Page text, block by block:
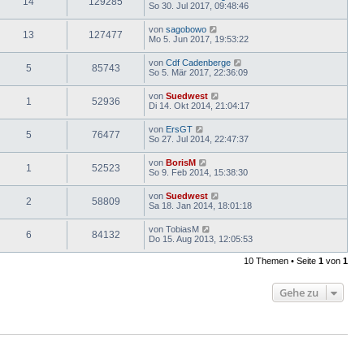
So 30. Jul 2017, 09:48:46
13 127477 von sagobowo
Mo 5. Jun 2017, 19:53:22
5 85743 von Cdf Cadenberge
So 5. Mär 2017, 22:36:09
1 52936 von Suedwest
Di 14. Okt 2014, 21:04:17
5 76477 von ErsGT
So 27. Jul 2014, 22:47:37
1 52523 von BorisM
So 9. Feb 2014, 15:38:30
2 58809 von Suedwest
Sa 18. Jan 2014, 18:01:18
6 84132 von TobiasM
Do 15. Aug 2013, 12:05:53
10 Themen • Seite 1 von 1
Gehe zu